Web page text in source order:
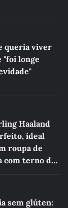
queria viver
"foi longe
Haaland
ideal
roupa de
com terno de
sem glúten: